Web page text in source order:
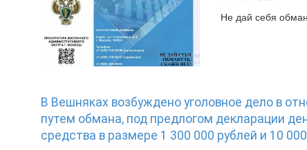
Не дай себя
В Вешняках возбуждено уголовное дело в
путем обмана, под предлогом декларации
средства в размере 1 300 000 рублей и 10